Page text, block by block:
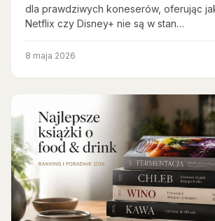
dla prawdziwych koneserów, oferując
Netflix czy Disney+ nie są w stan…
8 maja 2026